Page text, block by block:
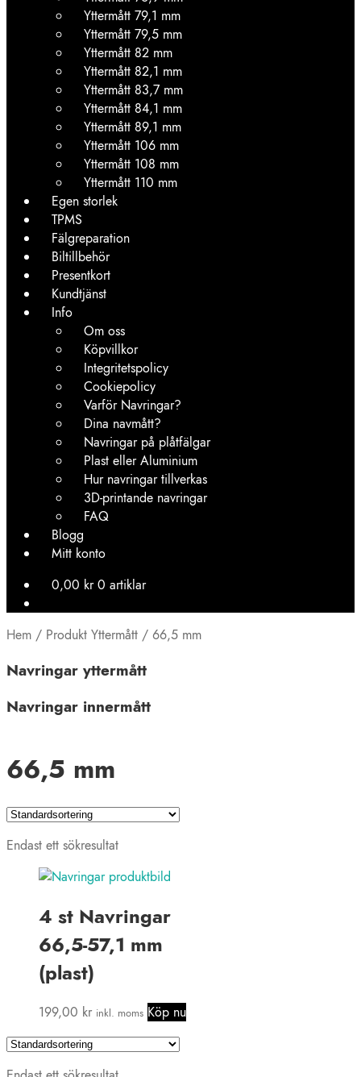
Yttermått 79,1 mm
Yttermått 79,5 mm
Yttermått 82 mm
Yttermått 82,1 mm
Yttermått 83,7 mm
Yttermått 84,1 mm
Yttermått 89,1 mm
Yttermått 106 mm
Yttermått 108 mm
Yttermått 110 mm
Egen storlek
TPMS
Fälgreparation
Biltillbehör
Presentkort
Kundtjänst
Info
Om oss
Köpvillkor
Integritetspolicy
Cookiepolicy
Varför Navringar?
Dina navmått?
Navringar på plåtfälgar
Plast eller Aluminium
Hur navringar tillverkas
3D-printande navringar
FAQ
Blogg
Mitt konto
0,00 kr 0 artiklar
Hem / Produkt Yttermått / 66,5 mm
66,5 mm
Endast ett sökresultat
4 st Navringar
66,5-57,1 mm
(plast)
199,00 kr inkl. moms Köp nu
Navringar yttermått
Navringar innermått